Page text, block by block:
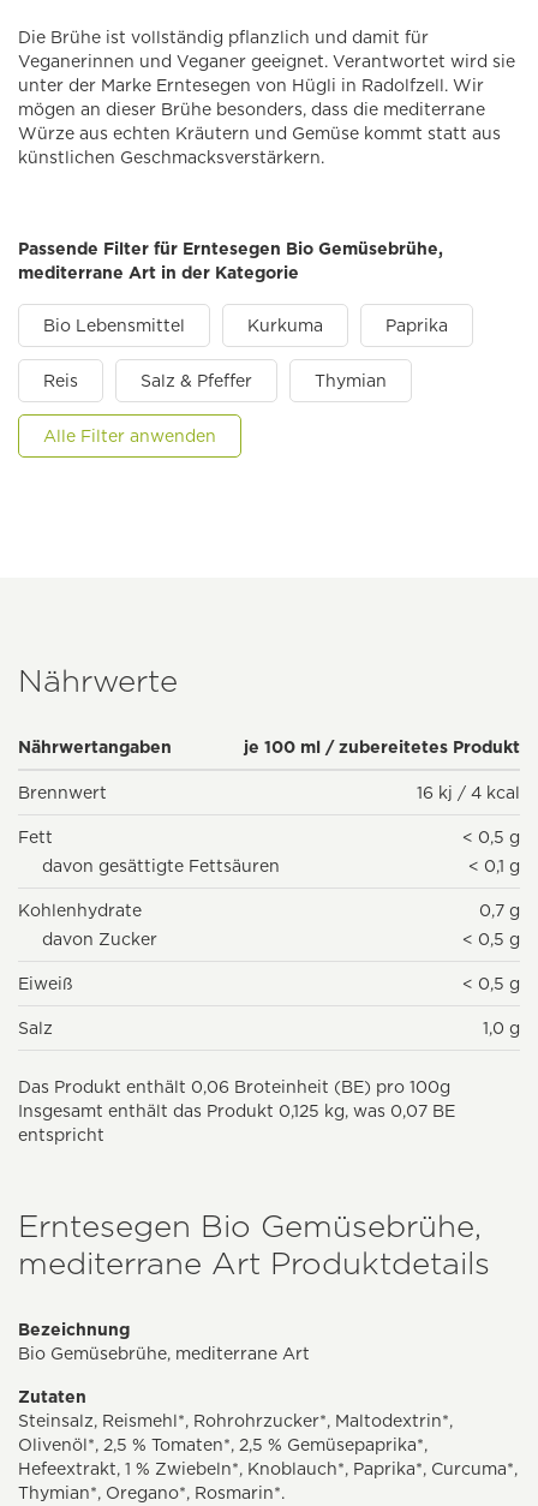
Die Brühe ist vollständig pflanzlich und damit für
Veganerinnen und Veganer geeignet. Verantwortet wird sie
unter der Marke Erntesegen von Hügli in Radolfzell. Wir
mögen an dieser Brühe besonders, dass die mediterrane
Würze aus echten Kräutern und Gemüse kommt statt aus
künstlichen Geschmacksverstärkern.
Passende Filter für Erntesegen Bio Gemüsebrühe,
mediterrane Art in der Kategorie
Bio Lebensmittel Kurkuma Paprika
Reis Salz & Pfeffer Thymian
Alle Filter anwenden
Nährwerte
Nährwertangaben je 100 ml / zubereitetes Produkt
Brennwert 16 kj / 4 kcal
Fett
< 0,5 g
davon gesättigte Fettsäuren
< 0,1 g
Kohlenhydrate
0,7 g
davon Zucker
< 0,5 g
Eiweiß < 0,5 g
Salz 1,0 g
Das Produkt enthält 0,06 Broteinheit (BE) pro 100g
Insgesamt enthält das Produkt 0,125 kg, was 0,07 BE
entspricht
Erntesegen Bio Gemüsebrühe,
mediterrane Art Produktdetails
Bezeichnung
Bio Gemüsebrühe, mediterrane Art
Zutaten
Steinsalz, Reismehl*, Rohrohrzucker*, Maltodextrin*,
Olivenöl*, 2,5 % Tomaten*, 2,5 % Gemüsepaprika*,
Hefeextrakt, 1 % Zwiebeln*, Knoblauch*, Paprika*, Curcuma*,
Thymian*, Oregano*, Rosmarin*.